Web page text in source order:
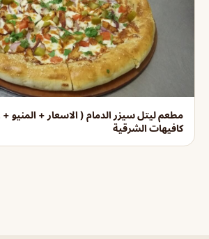
مطعم ليتل سيزر الدمام ( الاسعار + المنيو
كافيهات الشرقية